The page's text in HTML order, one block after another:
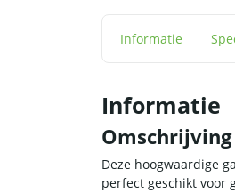
Informatie
Informatie
Omschrijving
Deze hoogwaardige
perfect geschikt voor